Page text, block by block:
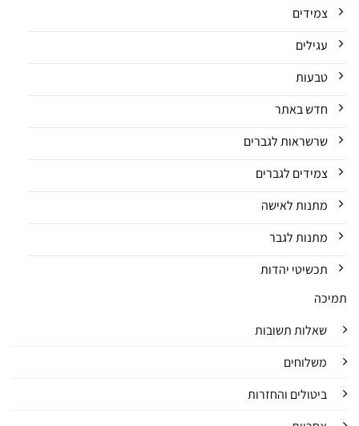
צמידים
עגילים
טבעות
חדש באתר
שרשראות לגברים
צמידים לגברים
מתנות לאישה
מתנות לגבר
תכשיטי יהדות
תמיכה
שאלות תשובות
משלוחים
ביטולים והחזרות